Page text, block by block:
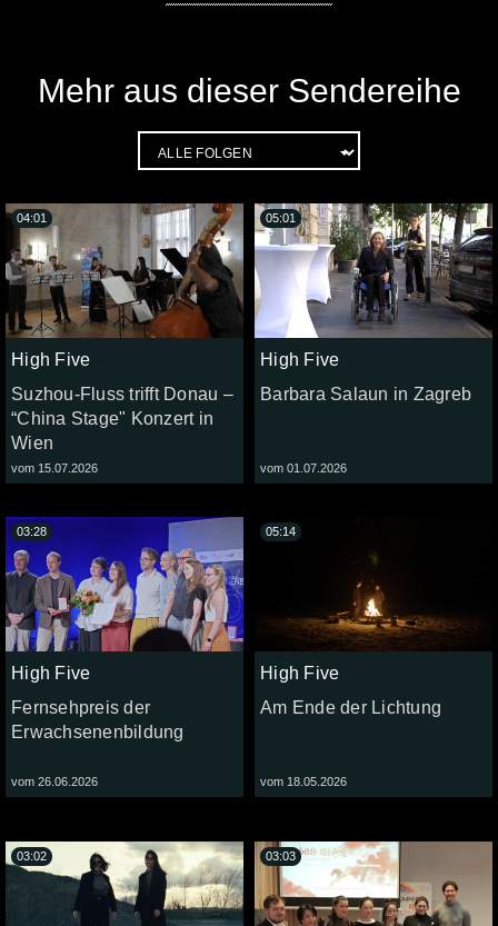
Mehr aus dieser Sendereihe
High Five
Suzhou-Fluss trifft Donau –
“China Stage" Konzert in
Wien
vom 15.07.2026
04:01
High Five
Barbara Salaun in Zagreb
vom 01.07.2026
05:01
High Five
Fernsehpreis der
Erwachsenenbildung
vom 26.06.2026
03:28
High Five
Am Ende der Lichtung
vom 18.05.2026
05:14
03:02 03:03